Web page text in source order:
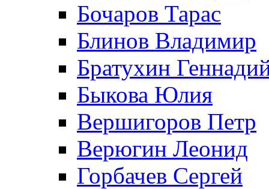
Бочаров Тарас
Блинов Владимир
Братухин
Быкова Юлия
Вершигоров Петр
Верюгин Леонид
Горбачев Сергей